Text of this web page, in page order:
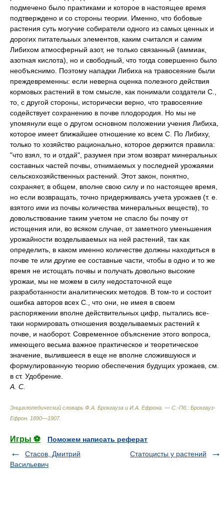
подмечено было практиками и которое в настоящее время
подтверждено и со стороны теории. Именно, что бобовые
растения суть могучие собиратели одного из самых ценных и
дорогих питательыых элементов, каким считался и самим
Либихом атмосферный азот, не только связанный (аммиак,
азотная кислота), но и свободный, что тогда совершенно было
необъяснимо. Поэтому нападки Либиха на травосеяние были
преждевременны: если неверна оценка полезного действия
кормовых растений в том смысле, как понимали создатели С.,
то, с другой стороны, исторически верно, что травосеяние
содействует сохранению в почве плодородия. Но мы не
упомянули еще о другом основном положении учения Либиха,
которое имеет ближайшее отношение ко всем С. По Либиху,
только то хозяйство рационально, которое держится правила:
"что взял, то и отдай", разумея при этом возврат минеральных
составных частей почвы, отнимаемых у последней урожаями
сельскохозяйственных растений. Этот закон, понятно,
сохраняет, в общем, вполне свою силу и по настоящее время,
но если возвращать, точно придерживаясь учета урожаев (т. е.
взятого ими из почвы количества минеральных веществ), то
довольствование таким учетом не спасло бы почву от
истощения или, во всяком случае, от заметного уменьшения
урожайности возделываемых на ней растений, так как
определить, в каком именно количестве должны находиться в
почве те или другие ее составные части, чтобы в одно и то же
время не истощать почвы и получать довольно высокие
урожаи, мы не можем в силу недостаточной еще
разработанности аналитических методов. В том-то и состоит
ошибка авторов всех С., что они, не имея в своем
распоряжении вполне действительных цифр, пытались все-
таки нормировать отношения возделываемых растений к
почве, и наоборот. Современное объяснение этого вопроса,
имеющего весьма важное практическое и теоретическое
значение, вылившееся в еще не вполне сложившуюся и
формулированную теорию обеспечения будущих урожаев, см.
в ст. Удобрение.
А. С.
Энциклопедический словарь Ф.А. Брокгауза и И.А. Ефрона. — С.-Пб.: Брокгауз-
Ефрон 1890—1907.
Игры ⚽
Поможем написать реферат
Стасов, Дмитрий
Васильевич
Статоцисты у растений